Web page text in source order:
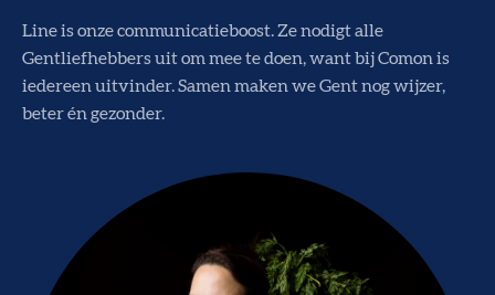
Line is onze communicatieboost. Ze nodigt alle
Gentliefhebbers uit om mee te doen, want bij Comon is
iedereen uitvinder. Samen maken we Gent nog wijzer,
beter én gezonder.